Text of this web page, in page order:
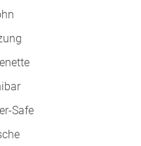
Safe